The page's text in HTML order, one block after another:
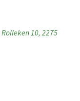
Rolleken 10, 2275